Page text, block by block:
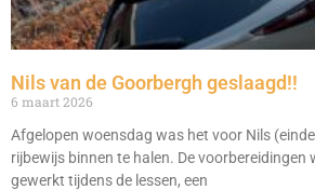
Nils van de Goorbergh geslaagd!!
6 maart 2026
Afgelopen woensdag was het voor Nils
rijbewijs binnen te halen. De voorbereidingen
gewerkt tijdens de lessen, een